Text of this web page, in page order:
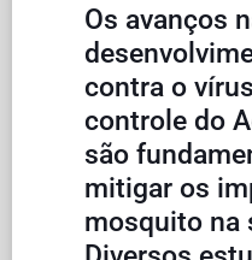
Os avanços
contra o
controle do
são
mitigar os
mosquito na